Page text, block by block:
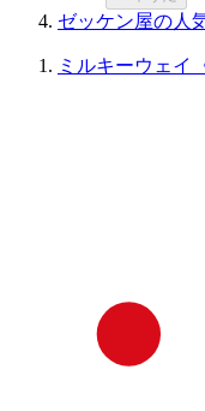
ゼッケン屋の人
ミルキーウェイ